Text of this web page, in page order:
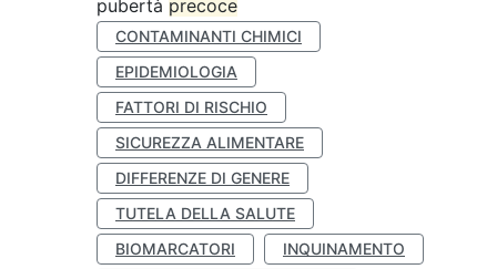
pubertà precoce
CONTAMINANTI CHIMICI
EPIDEMIOLOGIA
FATTORI DI RISCHIO
SICUREZZA ALIMENTARE
DIFFERENZE DI GENERE
TUTELA DELLA SALUTE
BIOMARCATORI
INQUINAMENTO